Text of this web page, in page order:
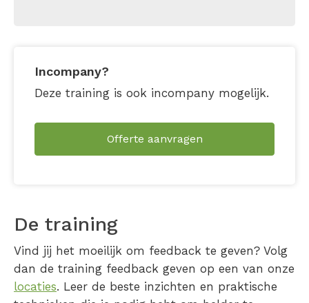
De training
Vind jij het moeilijk om feedback te geven? Volg
dan de training feedback geven op een van onze
locaties. Leer de beste inzichten en praktische
Incompany?
Deze training is ook incompany mogelijk.
Offerte aanvragen